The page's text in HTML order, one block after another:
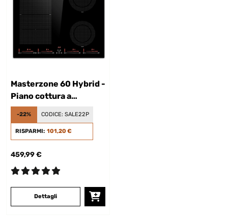
Masterzone 60 Hybrid -
Piano cottura a
induzione, incasso, 4
zone flex,
ThermoBoost, Smart
-22% CODICE: SALE22P
RISPARMI: 101,20 €
459,99 €
Dettagli